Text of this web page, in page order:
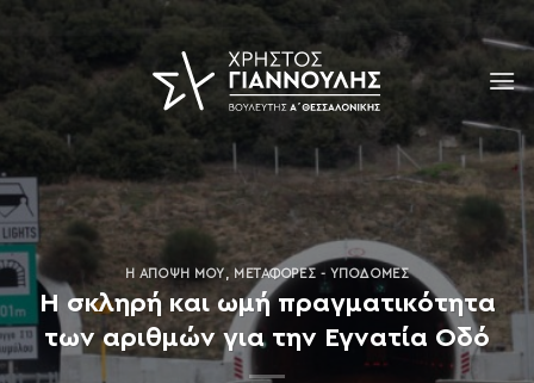
Skip
Η ΆΠΟΨΗ ΜΟΥ ΜΕΤΑΦΟΡΈΣ - ΥΠΟΔΟΜΈΣ
Η σκληρή και ωμή πραγματικότητα
των αριθμών για την Εγνατία Οδό